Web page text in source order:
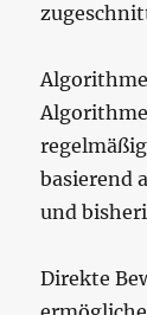
basierend
und
Direkte